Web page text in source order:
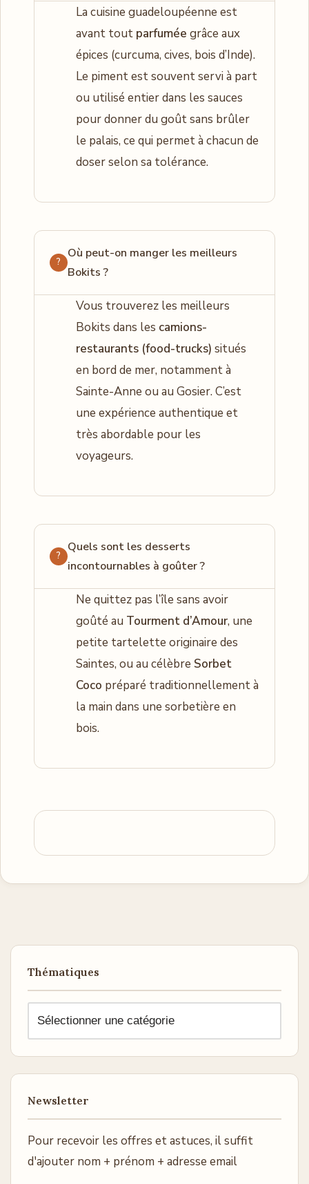
La cuisine guadeloupéenne est
avant tout parfumée grâce aux
épices (curcuma, cives, bois d’Inde).
Le piment est souvent servi à part
ou utilisé entier dans les sauces
pour donner du goût sans brûler
le palais, ce qui permet à chacun de
doser selon sa tolérance.
Où peut-on manger les meilleurs
Bokits ?
Vous trouverez les meilleurs
Bokits dans les camions-
restaurants (food-trucks) situés
en bord de mer, notamment à
Sainte-Anne ou au Gosier. C’est
une expérience authentique et
très abordable pour les
voyageurs.
Quels sont les desserts
incontournables à goûter ?
Ne quittez pas l’île sans avoir
goûté au Tourment d’Amour, une
petite tartelette originaire des
Saintes, ou au célèbre Sorbet
Coco préparé traditionnellement à
la main dans une sorbetière en
bois.
Thématiques
Newsletter
Pour recevoir les offres et astuces, il suffit
d'ajouter nom + prénom + adresse email